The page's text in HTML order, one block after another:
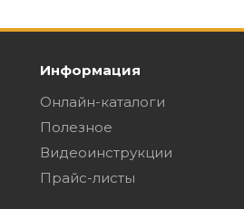
Информация
Онлайн-каталоги
Полезное
Видеоинструкции
Прайс-листы